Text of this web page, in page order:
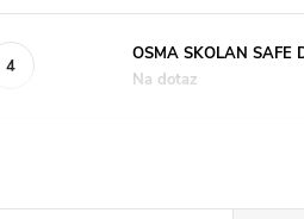
OSMA SKOLAN SAFE
Na dotaz